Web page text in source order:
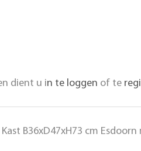
dient u in te loggen of te
Kast B36xD47xH73 cm